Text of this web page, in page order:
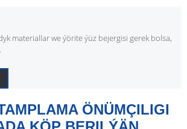
materiallar we ýörite ýüz bejergisi gerek bolsa,
ÖNÜMÇILIGI